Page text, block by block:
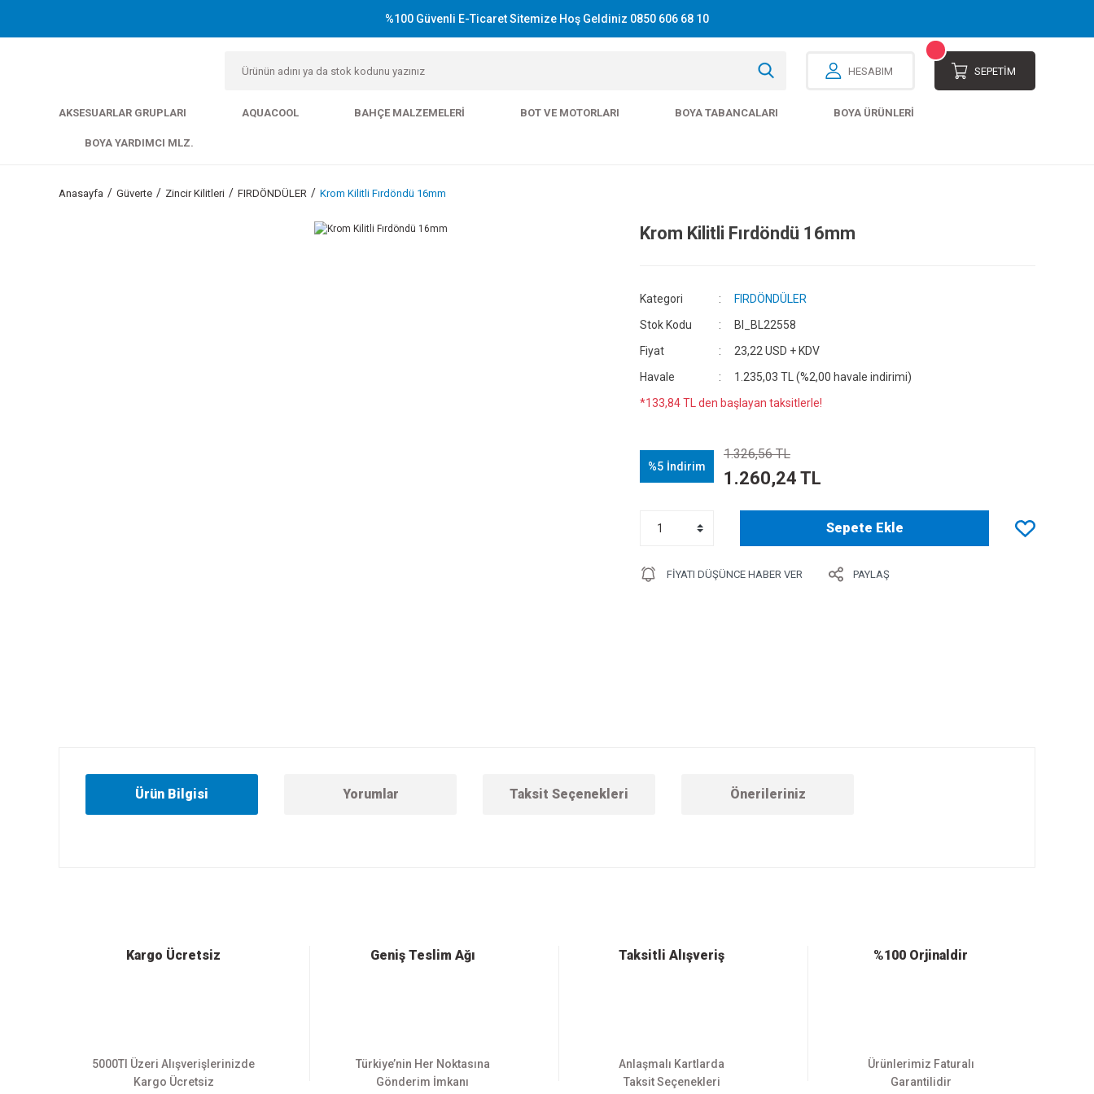
%100 Güvenli E-Ticaret Sitemize Hoş Geldiniz 0850 606 68 10
HESABIM SEPETİM
AKSESUARLAR GRUPLARI AQUACOOL BAHÇE MALZEMELERI BOT VE MOTORLARI BOYA TABANCALARI BOYA ÜRÜNLERI
BOYA YARDIMCI MLZ.
Anasayfa Güverte Zincir Kilitleri FIRDÖNDÜLER Krom Kilitli Fırdöndü 16mm
Krom Kilitli Fırdöndü 16mm
Kategori
FIRDÖNDÜLER
Stok Kodu
Bl_BL22558
Fiyat
23,22 USD + KDV
Havale
1.235,03 TL (%2,00 havale indirimi)
*133,84 TL den başlayan taksitlerle!
%5 İndirim
1.326,56 TL
1.260,24 TL
Sepete Ekle
FIYATI DÜŞÜNCE HABER VER PAYLAŞ
Ürün Bilgisi Yorumlar Taksit Seçenekleri Önerileriniz
Ürün bilgilerinde hatalar bulunuyor.
Kargo Ücretsiz
5000Tl Üzeri Alışverişlerinizde
Kargo Ücretsiz
Geniş Teslim Ağı
Türkiye’nin Her Noktasına
Gönderim İmkanı
Taksitli Alışveriş
Anlaşmalı Kartlarda
Taksit Seçenekleri
%100 Orjinaldir
Ürünlerimiz Faturalı
Garantilidir